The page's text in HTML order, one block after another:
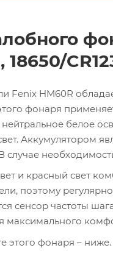
HM60R
фонаря
белое
Аккумулятором
случае
и красный свет
поэтому
сенсор частоты
максимального
этого фонаря – ниже.